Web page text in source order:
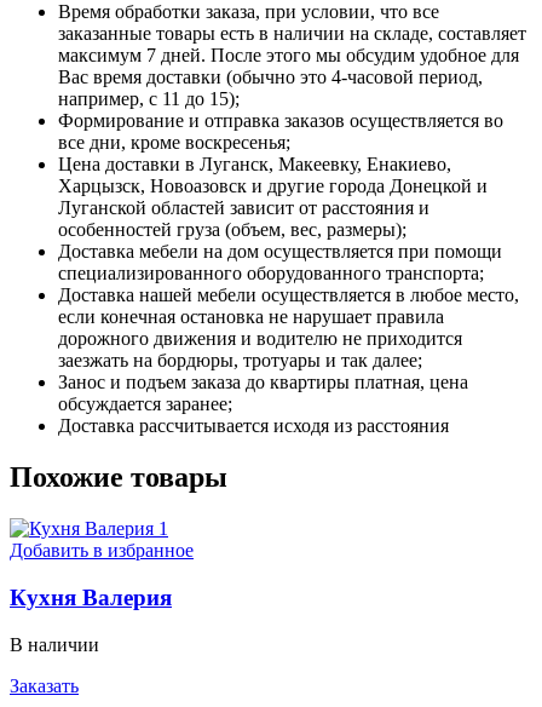
Время обработки заказа, при условии, что все
заказанные товары есть в наличии на складе, составляет
максимум 7 дней. После этого мы обсудим удобное для
Вас время доставки (обычно это 4-часовой период,
например, с 11 до 15);
Формирование и отправка заказов осуществляется во
все дни, кроме воскресенья;
Цена доставки в Луганск, Макеевку, Енакиево,
Харцызск, Новоазовск и другие города Донецкой и
Луганской областей зависит от расстояния и
особенностей груза (объем, вес, размеры);
Доставка мебели на дом осуществляется при помощи
специализированного оборудованного транспорта;
Доставка нашей мебели осуществляется в любое место,
если конечная остановка не нарушает правила
дорожного движения и водителю не приходится
заезжать на бордюры, тротуары и так далее;
Занос и подъем заказа до квартиры платная, цена
обсуждается заранее;
Доставка рассчитывается исходя из расстояния
Похожие товары
Добавить в избранное
Кухня Валерия
В наличии
Заказать